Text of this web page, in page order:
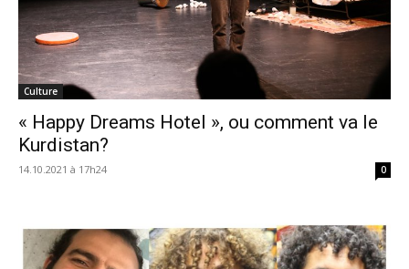
Culture
« Happy Dreams Hotel », ou comment va le
Kurdistan?
14.10.2021 à 17h24 0